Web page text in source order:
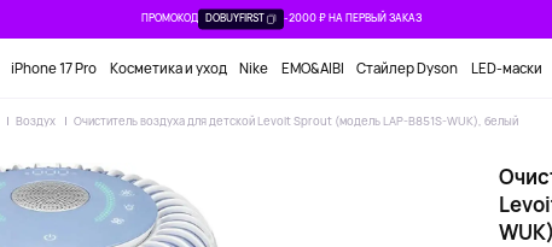
ПРОМОКОД DOBUYFIRST -2000 ₽ НА ПЕРВЫЙ ЗАКАЗ
iPhone 17 Pro Косметика и уход Nike EMO&AIBI Стайлер Dyson LED-маски
Воздух Очиститель воздуха для детской Levoit Sprout (модель LAP-B851S-WUK), белый